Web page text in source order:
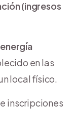
(ingresos
en las
local físico.
inscripciones